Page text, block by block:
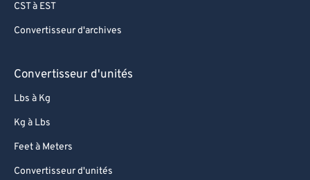
CST à EST
Convertisseur d'archives
Convertisseur d'unités
Lbs à Kg
Kg à Lbs
Feet à Meters
Convertisseur d'unités